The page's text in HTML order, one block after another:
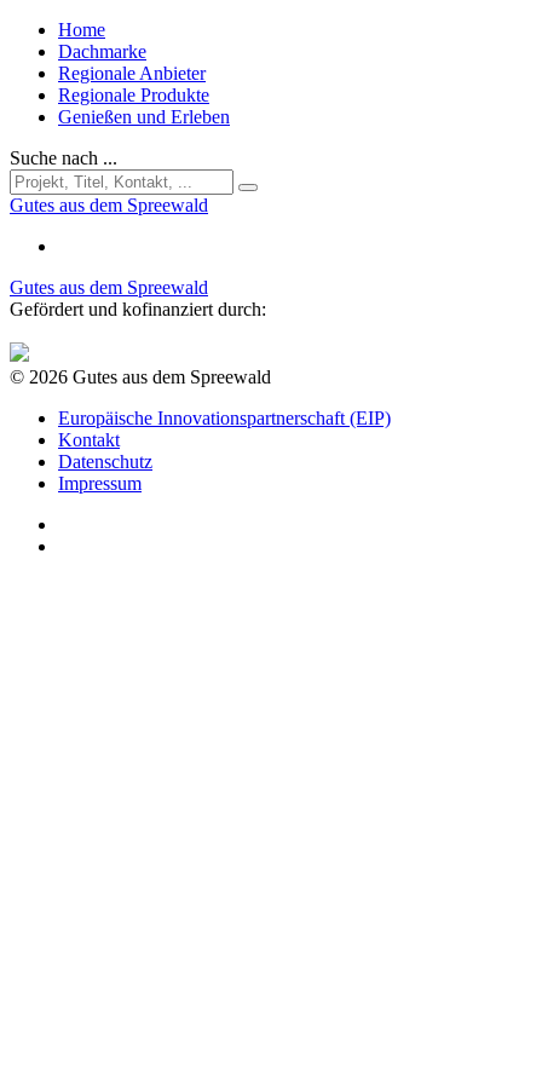
Home
Dachmarke
Regionale Anbieter
Regionale Produkte
Genießen und Erleben
Suche nach ...
Gutes aus dem Spreewald
Gutes aus dem Spreewald
Gefördert und kofinanziert durch:
© 2026 Gutes aus dem Spreewald
Europäische Innovationspartnerschaft (EIP)
Kontakt
Datenschutz
Impressum